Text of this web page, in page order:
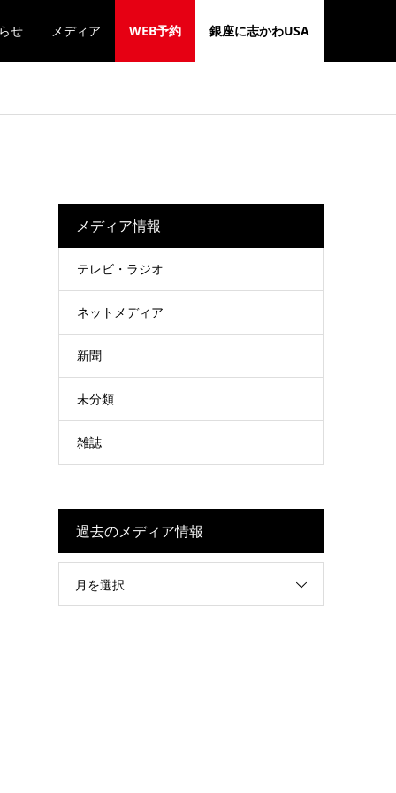
せ メディア WEB予約 銀座に志かわUSA
メディア情報
テレビ・ラジオ
ネットメディア
新聞
未分類
雑誌
過去のメディア情報
月を選択